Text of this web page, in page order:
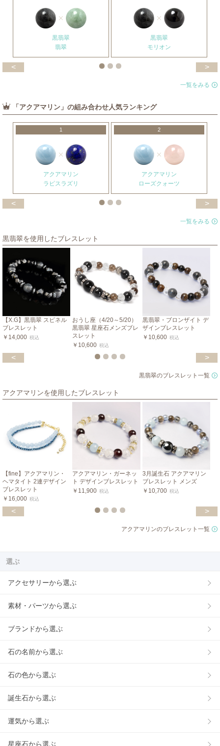
黒翡翠
翡翠
黒翡翠
モリオン
< >
一覧をみる
「アクアマリン」の組み合わせ人気ランキング
1
アクアマリン
ラピスラズリ
2
アクアマリン
ローズクォーツ
< >
一覧をみる
黒翡翠を使用したブレスレット
【X.G】黒翡翠 スピネル
ブレスレット
￥14,000 税込
おうし座（4/20～5/20）
黒翡翠 星座石メンズブレ
スレット
￥10,600 税込
黒翡翠・ブロンザイト デ
ザインブレスレット
￥10,600 税込
< >
黒翡翠のブレスレット一覧
アクアマリンを使用したブレスレット
【fine】アクアマリン・
ヘマタイト 2連デザイン
ブレスレット
￥16,000 税込
アクアマリン・ガーネッ
ト デザインブレスレット
￥11,900 税込
3月誕生石 アクアマリン
ブレスレット メンズ
￥10,700 税込
< >
アクアマリンのブレスレット一覧
選ぶ
アクセサリーから選ぶ
素材・パーツから選ぶ
ブランドから選ぶ
石の名前から選ぶ
石の色から選ぶ
誕生石から選ぶ
運気から選ぶ
星座石から選ぶ